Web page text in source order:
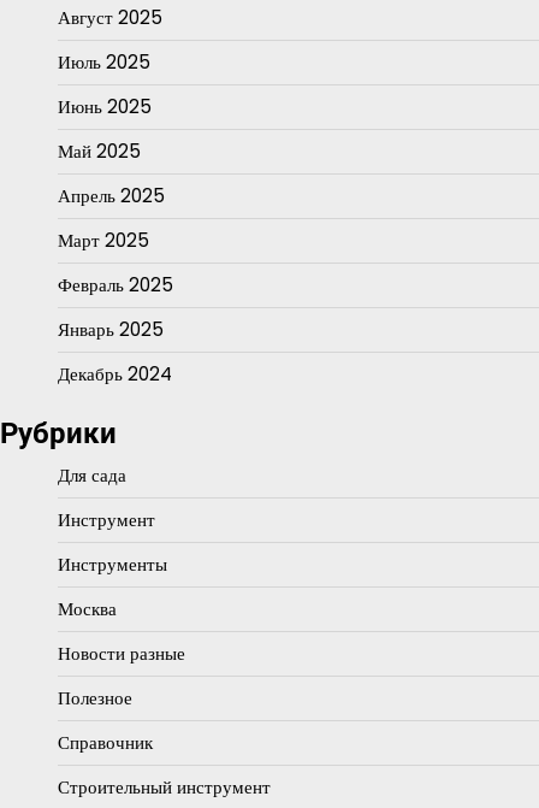
Август 2025
Июль 2025
Июнь 2025
Май 2025
Апрель 2025
Март 2025
Февраль 2025
Январь 2025
Декабрь 2024
Рубрики
Для сада
Инструмент
Инструменты
Москва
Новости разные
Полезное
Справочник
Строительный инструмент